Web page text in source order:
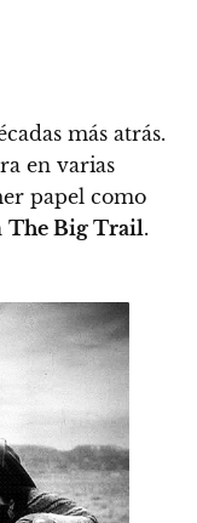
más atrás.
en varias
papel como
The Big Trail.